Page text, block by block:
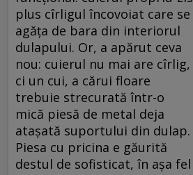
plus cîrligul încovoiat care se
agăţa de bara din interiorul
dulapului. Or, a apărut ceva
nou: cuierul nu mai are cîrlig,
ci un cui, a cărui floare
trebuie strecurată într-o
mică piesă de metal deja
ataşată suportului din dulap.
Piesa cu pricina e găurită
destul de sofisticat, în aşa fel